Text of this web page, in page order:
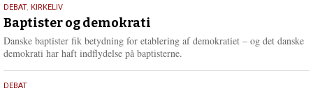
18.
maj
2026
DEBAT, KIRKELIV
Baptister og demokrati
Danske baptister fik betydning for etablering af demokratiet – og det danske
demokrati har haft indflydelse på baptisterne.
18.
DEBAT